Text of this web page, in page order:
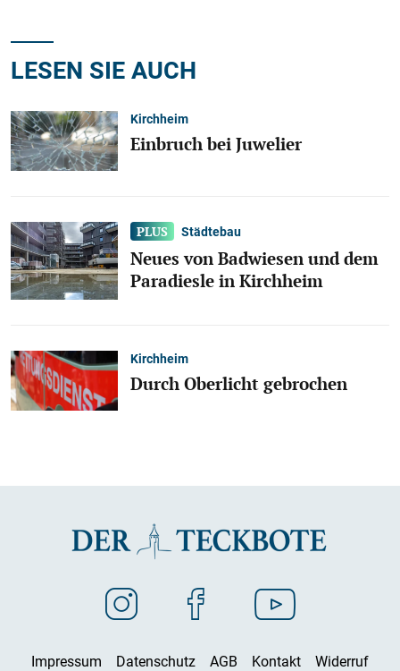
LESEN SIE AUCH
Kirchheim
Einbruch bei Juwelier
Städtebau
Neues von Badwiesen und dem
Paradiesle in Kirchheim
Kirchheim
Durch Oberlicht gebrochen
Impressum Datenschutz AGB Kontakt Widerruf